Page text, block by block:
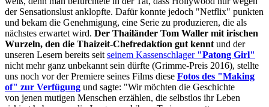
der Sensationslust anklopfte. Dafür konnte jedoch "Netflix" punkten
und bekam die Genehmigung, eine Serie zu produzieren, die als
nächstes erwartet wird. Der Thailänder Tom Waller mit irischen
Wurzeln, den die Thaizeit-Chefredaktion gut kennt und der
unseren Lesern bereits seit seinem Kassenschlager "Patong Girl"
nicht mehr ganz unbekannt sein dürfte (Grimme-Preis 2016), stellte
uns noch vor der Premiere seines Films diese Fotos des "Making
of" zur Verfügung und sagte: "Wir möchten die Geschichte
von jenen mutigen Menschen erzählen, die selbstlos ihr Leben